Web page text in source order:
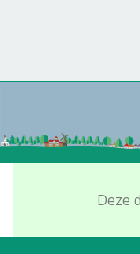
Deze